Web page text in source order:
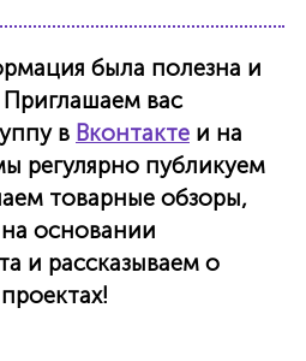
была полезна и
Приглашаем вас
в Вконтакте и на
регулярно публикуем
товарные обзоры,
основании
и рассказываем о